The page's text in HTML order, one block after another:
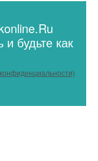
и будьте как